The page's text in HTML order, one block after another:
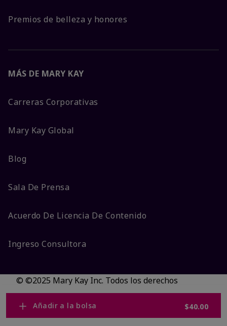
Añadir a la bolsa $40.00
Premios de belleza y honores
MÁS DE MARY KAY
Carreras Corporativas
Mary Kay Global
Blog
Sala De Prensa
Acuerdo De Licencia De Contenido
Ingreso Consultora
© ©2025 Mary Kay Inc. Todos los derechos
reservados.
No vender/Preferencias de cookies